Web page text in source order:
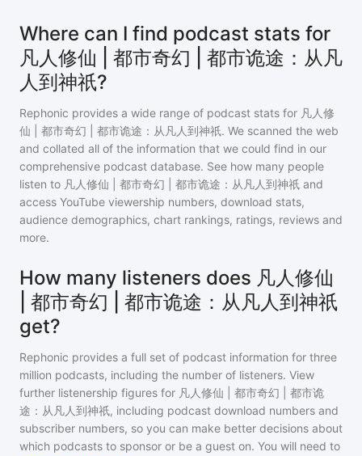
Where can I find podcast stats for
凡人修仙 | 都市奇幻 | 都市诡途：从凡
人到神祇?
Rephonic provides a wide range of podcast stats for 凡人修
仙 | 都市奇幻 | 都市诡途：从凡人到神祇. We scanned the web
and collated all of the information that we could find in our
comprehensive podcast database. See how many people
listen to 凡人修仙 | 都市奇幻 | 都市诡途：从凡人到神祇 and
access YouTube viewership numbers, download stats,
audience demographics, chart rankings, ratings, reviews and
more.
How many listeners does 凡人修仙
| 都市奇幻 | 都市诡途：从凡人到神祇
get?
Rephonic provides a full set of podcast information for three
million podcasts, including the number of listeners. View
further listenership figures for 凡人修仙 | 都市奇幻 | 都市诡
途：从凡人到神祇, including podcast download numbers and
subscriber numbers, so you can make better decisions about
which podcasts to sponsor or be a guest on. You will need to